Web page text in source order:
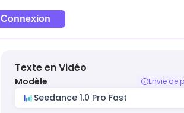
Connexion
Texte en Vidéo
Modèle Envie de
Seedance 1.0 Pro Fast